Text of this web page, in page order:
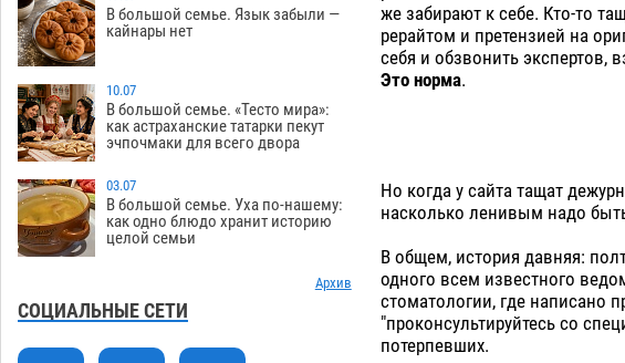
полив
06.08 297
13:13
Скончался второй ребенок после
пожара в Астрахани
12:49
Астраханские гандболисты с крупной
победы стартовали на Всероссийской
12:16
В астраханском селе невестка
изрешетила машину свекрови
11:45
Астраханские приставы выдворили 12
Шереметьево
В большой семье. Язык забыли —
кайнары нет
10.07
В большой семье. «Тесто мира»:
как астраханские татарки пекут
эчпочмаки для всего двора
03.07
В большой семье. Уха по-нашему:
как одно блюдо хранит историю
целой семьи
Архив
СОЦИАЛЬНЫЕ СЕТИ
же забирают к себе. Кто-то
рерайтом и претензией на
себя и обзвонить экспертов,
Это норма.
Но когда у сайта тащат
насколько ленивым надо
В общем, история давняя:
одного всем известного
стоматологии, где написано
"проконсультируйтесь со
потерпевших.